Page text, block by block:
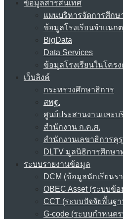
ข้อมูลสารสนเทศ
แผนบริหารจัดการศึก
ข้อมูลโรงเรียนจำแนก
BigData
Data Services
ข้อมูลโรงเรียนในโครง
เว็บลิงค์
กระทรวงศึกษาธิการ
สพฐ.
ศูนย์ประสานงานและ
สำนักงาน ก.ค.ศ.
สำนักงานเลขาธิการคุ
DLTV มูลนิธิการศึกษา
ระบบรายงานข้อมูล
DCM (ข้อมูลนักเรียนร
OBEC Asset (ระบบข้
CCT (ระบบปัจจัยพื้นฐ
G-code (ระบบกำหนด